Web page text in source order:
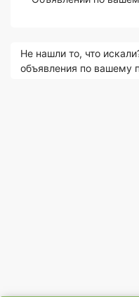
Не нашли то, что
объявления по вашему